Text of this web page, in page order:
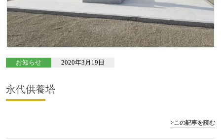
お知らせ 2020年3月19日
永代供養塔
>この記事を読む